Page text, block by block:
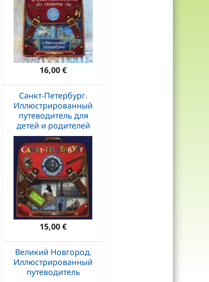
16,00 €
Санкт-Петербург.
Иллюстрированный
путеводитель для
детей и родителей
15,00 €
Великий Новгород.
Иллюстрированный
путеводитель